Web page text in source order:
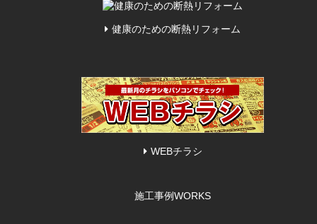
健康のための断熱リフォーム
WEBチラシ
施工事例WORKS